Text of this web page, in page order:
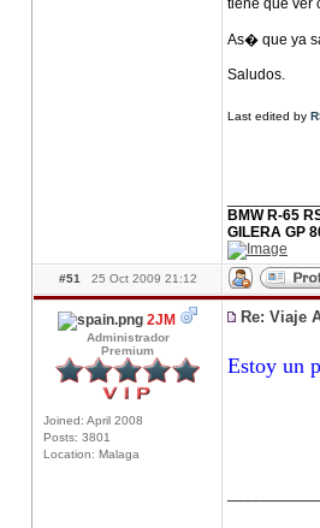
tiene que ver
As� que ya
Saludos.
Last edited by
BMW R-65
GILERA GP
#51 25 Oct 2009 21:12
2JM
Administrador
Premium
Joined: April 2008
Posts: 3801
Location: Malaga
Re: Viaje
Estoy un